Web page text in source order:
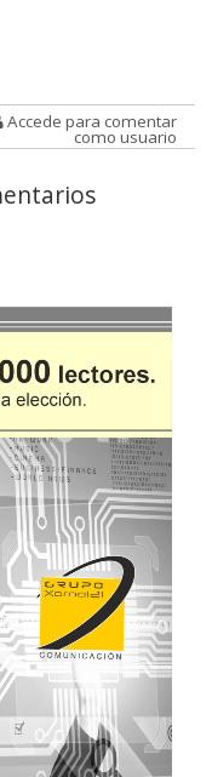
Accede para comentar
como usuario